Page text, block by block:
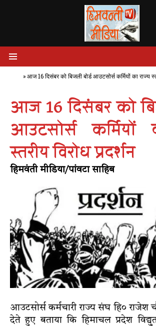
» आज 16 दिसंबर को बिजली बोर्ड आउटसोर्स कर्मियों का राज्य
आज 16 दिसंबर को
आउटसोर्स कर्मियों
स्तरीय विरोध प्रदर्शन
हिमवंती मीडिया/पांवटा साहिब
आउटसोर्स कर्मचारी राज्य संघ हि० राजेश
देते हुए बताया कि हिमाचल प्रदेश